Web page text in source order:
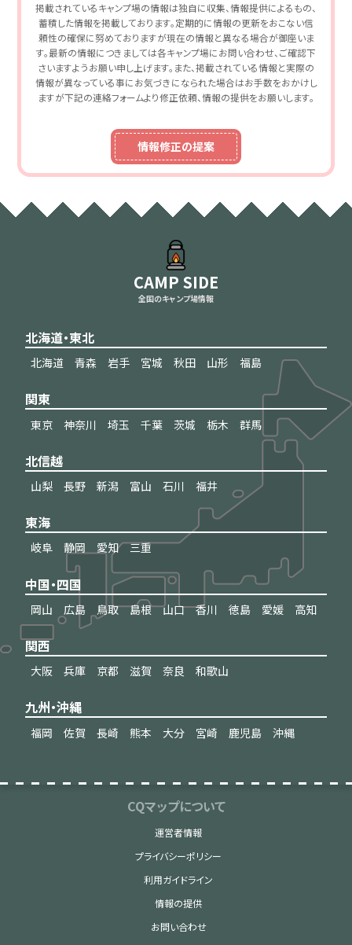
掲載されているキャンプ場の情報は独自に収集、情報提供によるもの、
蓄積した情報を掲載しております。定期的に情報の更新をおこない信
頼性の確保に努めておりますが現在の情報と異なる場合が御座いま
す。最新の情報につきましては各キャンプ場にお問い合わせ、ご確認下
さいますようお願い申し上げます。また、掲載されている情報と実際の
情報が異なっている事にお気づきになられた場合はお手数をおかけし
ますが下記の連絡フォームより修正依頼、情報の提供をお願いします。
情報修正の提案
CAMP SIDE
全国のキャンプ場情報
北海道・東北
北海道 青森 岩手 宮城 秋田 山形 福島
関東
東京 神奈川 埼玉 千葉 茨城 栃木 群馬
北信越
山梨 長野 新潟 富山 石川 福井
東海
岐阜 静岡 愛知 三重
中国・四国
岡山 広島 鳥取 島根 山口 香川 徳島 愛媛 高知
関西
大阪 兵庫 京都 滋賀 奈良 和歌山
九州・沖縄
福岡 佐賀 長崎 熊本 大分 宮崎 鹿児島 沖縄
CQマップについて
運営者情報
プライバシーポリシー
利用ガイドライン
情報の提供
お問い合わせ